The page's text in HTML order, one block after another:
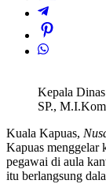
Kepala
SP.,
Kuala Kapuas,
Kapuas menggelar
pegawai di aula
itu berlangsung